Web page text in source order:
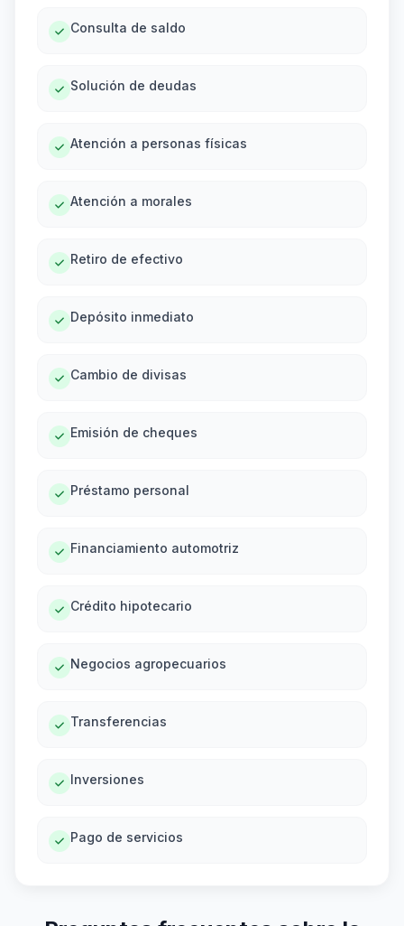
Consulta de saldo
Solución de deudas
Atención a personas físicas
Atención a morales
Retiro de efectivo
Depósito inmediato
Cambio de divisas
Emisión de cheques
Préstamo personal
Financiamiento automotriz
Crédito hipotecario
Negocios agropecuarios
Transferencias
Inversiones
Pago de servicios